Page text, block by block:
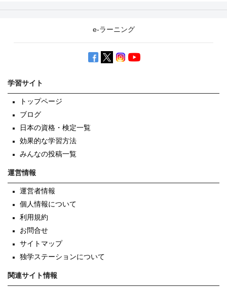
e-ラーニング
学習サイト
トップページ
ブログ
日本の資格・検定一覧
効果的な学習方法
みんなの投稿一覧
運営情報
運営者情報
個人情報について
利用規約
お問合せ
サイトマップ
独学ステーションについて
関連サイト情報